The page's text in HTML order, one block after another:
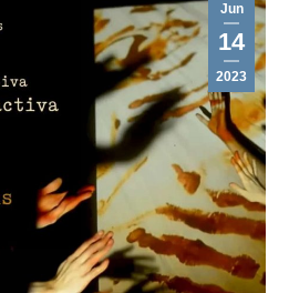
Jun
14
2023